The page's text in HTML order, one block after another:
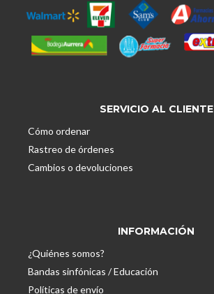
SERVICIO AL CLIENTE
Cómo ordenar
Rastreo de órdenes
Cambios o devoluciones
INFORMACIÓN
¿Quiénes somos?
Bandas sinfónicas / Educación
Políticas de envío